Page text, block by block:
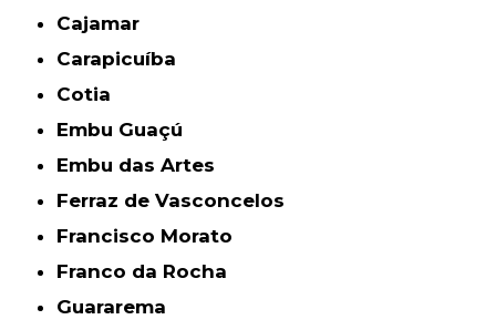
Cajamar
Carapicuíba
Cotia
Embu Guaçú
Embu das Artes
Ferraz de Vasconcelos
Francisco Morato
Franco da Rocha
Guararema